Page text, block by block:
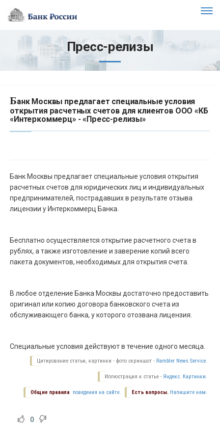
Пресс-релизы
Банк Москвы предлагает специальные условия
открытия расчетных счетов для клиентов ООО «КБ
«Интеркоммерц» - «Пресс-релизы»
Банк Москвы предлагает специальные условия открытия
расчетных счетов для юридических лиц и индивидуальных
предпринимателей, пострадавших в результате отзыва
лицензии у Интеркоммерц Банка.
Бесплатно осуществляется открытие расчетного счета в
рублях, а также изготовление и заверение копий всего
пакета документов, необходимых для открытия счета.
В любое отделение Банка Москвы достаточно предоставить
оригинал или копию договора банковского счета из
обслуживающего банка, у которого отозвана лицензия.
Специальные условия действуют в течение одного месяца.
Цитирование статьи, картинки - фото скриншот - Rambler News Service.
Иллюстрация к статье - Яндекс. Картинки.
Есть вопросы. Напишите нам.
Общие правила поведения на сайте.
0